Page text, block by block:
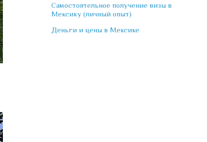
Самостоятельное получение визы в
Мексику (личный опыт)
Деньги и цены в Мексике